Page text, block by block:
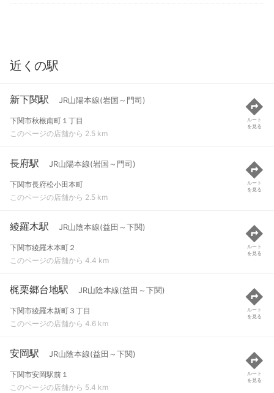
近くの駅
新下関駅 JR山陽本線(岩国～門司)
下関市秋根南町１丁目
このページの店舗から 2.5 km
ルート
を見る
長府駅 JR山陽本線(岩国～門司)
下関市長府松小田本町
このページの店舗から 2.5 km
ルート
を見る
綾羅木駅 JR山陰本線(益田～下関)
下関市綾羅木本町２
このページの店舗から 4.4 km
ルート
を見る
梶栗郷台地駅 JR山陰本線(益田～下関)
下関市綾羅木新町３丁目
このページの店舗から 4.6 km
ルート
を見る
安岡駅 JR山陰本線(益田～下関)
下関市安岡駅前１
このページの店舗から 5.4 km
ルート
を見る